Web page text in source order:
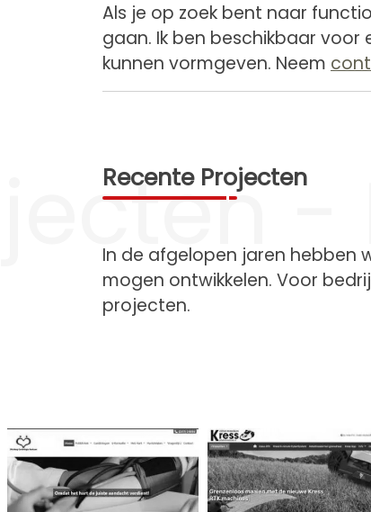
Als je op zoek bent naar
gaan. Ik ben beschikbaar
kunnen vormgeven. Neem
Recente Projecten
In de afgelopen jaren hebben
mogen ontwikkelen. Voor
projecten.